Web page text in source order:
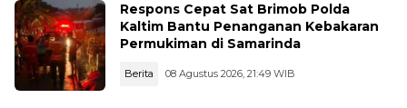
Respons Cepat Sat Brimob Polda
Kaltim Bantu Penanganan Kebakaran
Permukiman di Samarinda
Berita 08 Agustus 2026, 21:49 WIB